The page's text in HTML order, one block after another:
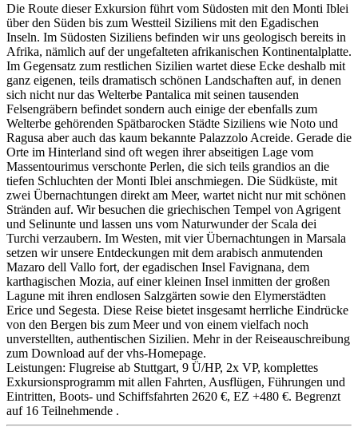
Die Route dieser Exkursion führt vom Südosten mit den Monti Iblei
über den Süden bis zum Westteil Siziliens mit den Egadischen
Inseln. Im Südosten Siziliens befinden wir uns geologisch bereits in
Afrika, nämlich auf der ungefalteten afrikanischen Kontinentalplatte.
Im Gegensatz zum restlichen Sizilien wartet diese Ecke deshalb mit
ganz eigenen, teils dramatisch schönen Landschaften auf, in denen
sich nicht nur das Welterbe Pantalica mit seinen tausenden
Felsengräbern befindet sondern auch einige der ebenfalls zum
Welterbe gehörenden Spätbarocken Städte Siziliens wie Noto und
Ragusa aber auch das kaum bekannte Palazzolo Acreide. Gerade die
Orte im Hinterland sind oft wegen ihrer abseitigen Lage vom
Massentourimus verschonte Perlen, die sich teils grandios an die
tiefen Schluchten der Monti Iblei anschmiegen. Die Südküste, mit
zwei Übernachtungen direkt am Meer, wartet nicht nur mit schönen
Stränden auf. Wir besuchen die griechischen Tempel von Agrigent
und Selinunte und lassen uns vom Naturwunder der Scala dei
Turchi verzaubern. Im Westen, mit vier Übernachtungen in Marsala
setzen wir unsere Entdeckungen mit dem arabisch anmutenden
Mazaro dell Vallo fort, der egadischen Insel Favignana, dem
karthagischen Mozia, auf einer kleinen Insel inmitten der großen
Lagune mit ihren endlosen Salzgärten sowie den Elymerstädten
Erice und Segesta. Diese Reise bietet insgesamt herrliche Eindrücke
von den Bergen bis zum Meer und von einem vielfach noch
unverstellten, authentischen Sizilien. Mehr in der Reiseauschreibung
zum Download auf der vhs-Homepage.
Leistungen: Flugreise ab Stuttgart, 9 Ü/HP, 2x VP, komplettes
Exkursionsprogramm mit allen Fahrten, Ausflügen, Führungen und
Eintritten, Boots- und Schiffsfahrten 2620 €, EZ +480 €. Begrenzt
auf 16 Teilnehmende .